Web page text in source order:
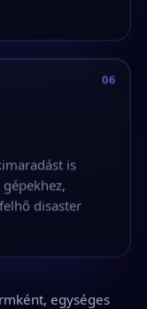
06
is
disaster
egységes